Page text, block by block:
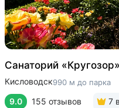
Санаторий «Кругозор»
Кисловодск990 м до парка
9.0 155 отзывов 7